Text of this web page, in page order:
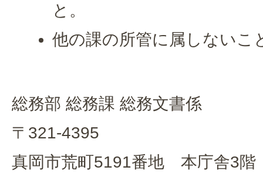
と。
他の課の所管に属しないこ
総務部 総務課 総務文書係
〒321-4395
真岡市荒町5191番地 本庁舎3階